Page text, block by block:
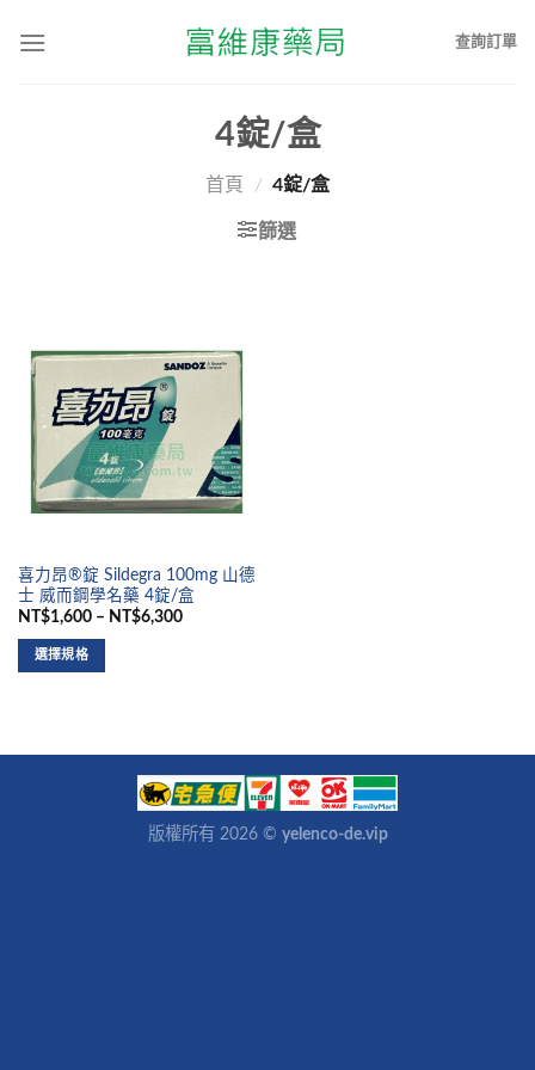
查詢訂單
4錠/盒
首頁 / 4錠/盒
篩選
喜力昂®錠 Sildegra 100mg 山德
士 威而鋼學名藥 4錠/盒
NT$1,600 – NT$6,300
選擇規格
版權所有 2026 © yelenco-de.vip